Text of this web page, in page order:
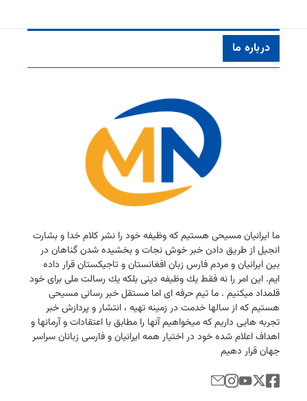
درباره ما
ما ایرانیان مسیحی هستیم كه وظیفه خود را نشر كلام خدا و بشارت
انجیل از طریق دادن خبر خوش نجات و بخشیده شدن گناهان در
بین ایرانیان و مردم فارس زبان افغانستان و تاجیكستان قرار داده
ایم. این امر را نه فقط یك وظیفه دینی بلكه یك رسالت ملی برای خود
قلمداد میكنیم . ما تیم حرفه ای اما مستقل خبر رسانی مسیحی
هستیم كه از سالها خدمت در زمینه تهیه ، انتشار و پردازش خبر
تجربه هایی داریم كه میخواهیم آنها را مطابق با اعتقادات و آرمانها و
اهداف اعلام شده خود در اختیار همه ایرانیان و فارسی زبانان سراسر
جهان قرار دهیم